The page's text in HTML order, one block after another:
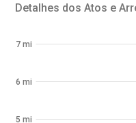
Detalhes dos Atos e
5 mi
6 mi
7 mi